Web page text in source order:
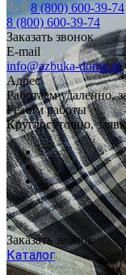
8 (800) 600-39-74
8 (800) 600-39-74
Заказать звонок
E-mail
info@azbuka-doma.ru
Адрес
Работаем удаленно,
Режим работы
Круглосуточно,
Заказать звонок
Каталог